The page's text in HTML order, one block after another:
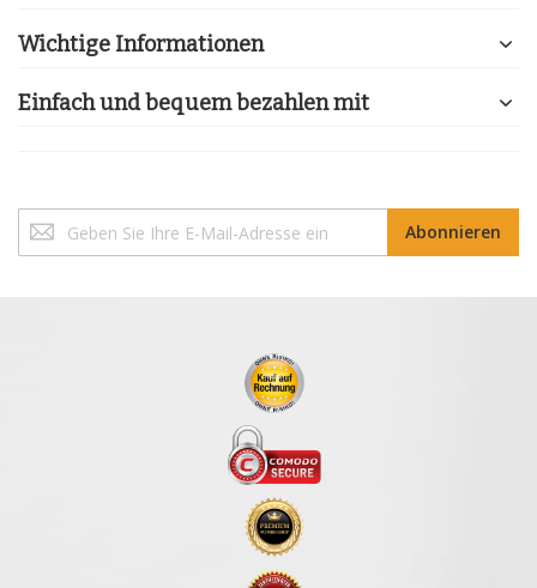
Wichtige Informationen
Einfach und bequem bezahlen mit
Sie
sich
Abonnieren